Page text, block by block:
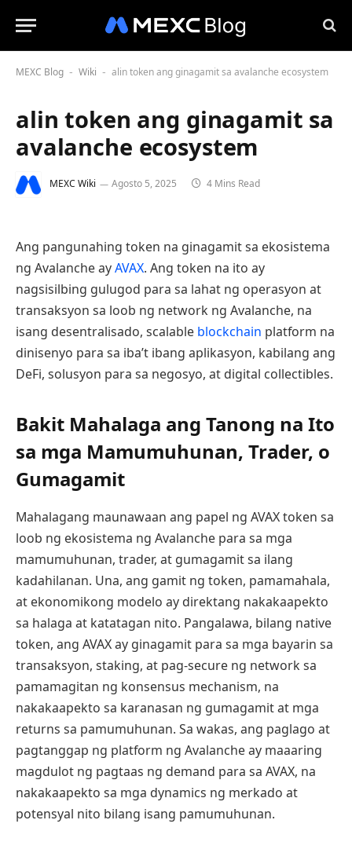
MEXC Blog - Wiki - alin token ang ginagamit sa avalanche ecosystem
alin token ang ginagamit sa
avalanche ecosystem
MEXC Wiki Agosto 5, 2025 4 Mins Read
Ang pangunahing token na ginagamit sa ekosistema
ng Avalanche ayAVAX. Ang token na ito ay
nagsisilbing gulugod para sa lahat ng operasyon at
transaksyon sa loob ng network ng Avalanche, na
isang desentralisado, scalable blockchain platform na
dinisenyo para sa iba’t ibang aplikasyon, kabilang ang
DeFi, solusyon para sa negosyo, at digital collectibles.
Bakit Mahalaga ang Tanong na Ito
sa mga Mamumuhunan, Trader, o
Gumagamit
Mahalagang maunawaan ang papel ng AVAX token sa
loob ng ekosistema ng Avalanche para sa mga
mamumuhunan, trader, at gumagamit sa ilang
kadahilanan. Una, ang gamit ng token, pamamahala,
at ekonomikong modelo ay direktang nakakaapekto
sa halaga at katatagan nito. Pangalawa, bilang native
token, ang AVAX ay ginagamit para sa mga bayarin sa
transaksyon, staking, at pag-secure ng network sa
pamamagitan ng konsensus mechanism, na
nakakaapekto sa karanasan ng gumagamit at mga
returns sa pamumuhunan. Sa wakas, ang paglago at
pagtanggap ng platform ng Avalanche ay maaaring
magdulot ng pagtaas ng demand para sa AVAX, na
nakakaapekto sa mga dynamics ng merkado at
potensyal nito bilang isang pamumuhunan.